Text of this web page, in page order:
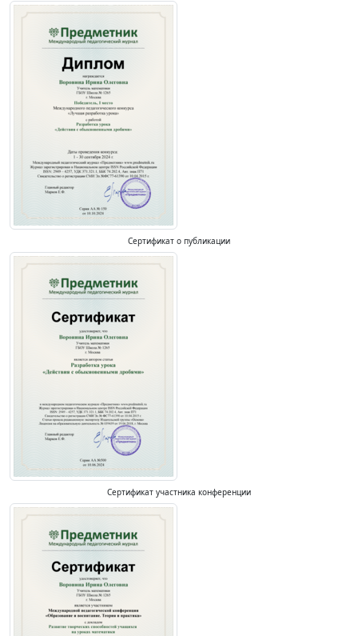
Сертификат о публикации
Сертификат участника конференции